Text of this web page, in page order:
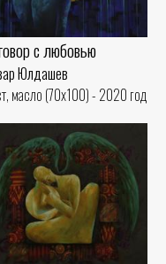
с любовью
Юлдашев
масло (70x100) - 2020 год